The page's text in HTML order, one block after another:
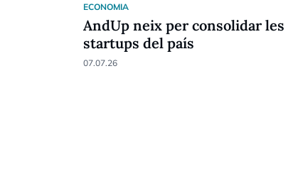
ECONOMIA
AndUp neix per consolidar les
startups del país
07.07.26